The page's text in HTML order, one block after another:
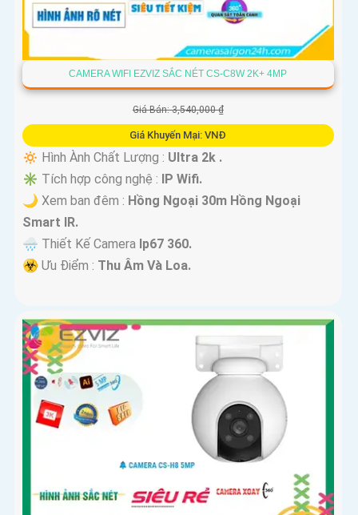
CAMERA WIFI EZVIZ SẮC NÉT CS-C8W 2K+ 4MP
Giá Bán: 3,540,000 ₫
Giá Khuyến Mại: VNĐ
🔅 Hình Ành Chất Lượng : Ultra 2k .
✳️ Tích hợp công nghệ :
IP Wifi.
🌙 Xem ban đêm : Hồng Ngoại 30m Hồng Ngoại
Smart IR.
🌧️ Thiết Kế Camera Ip67 360.
️☣️ Ưu Điểm : Thu Âm Và Loa.